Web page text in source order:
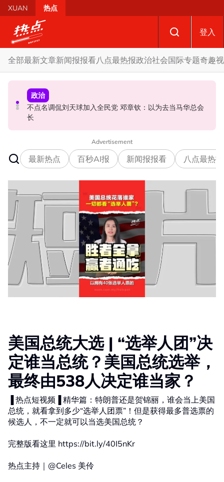
Skip to main content
XUAN 热点
登入
全部最新文章新闻报报看八点最热报政治社会国际专题奇趣
政治
马六甲州选 | 开放看待甲州选合作模式 国盟: 协商互换议席
没问题
社会
国歌响起华人庙宇千人齐肃立 网友动容：这才是真正的马
来西亚
政治
不点名调侃刘天球加入全民党 邓章钦：以为去当马华总会
长
Advertisement
最新热点 百秒AI报 新闻报报看 八点最热报
美国总统大选 | “选举人团”决
定谁当总统？美国总统选举，
最终由538人决定谁当家？
▐ 热点短视频▐ 精华篇：特朗普还是贺锦丽，谁会当上美国
总统，就看拿到多少“选举人团票”！但是获得最多普选票的
候选人，不一定就可以当选美国总统？
完整版看这里 https://bit.ly/40I5nKr
热点主持｜@Celes 美伶